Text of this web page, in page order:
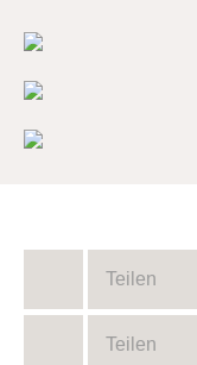
Teilen
Teilen